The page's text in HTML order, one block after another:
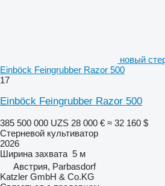
новый
Einböck Feingrubber Razor 500
17
Einböck Feingrubber Razor 500
385 500 000 UZS 28 000 € ≈ 32 160 $
Стерневой культиватор
2026
Ширина захвата 5 м
Австрия, Parbasdorf
Katzler GmbH & Co.KG